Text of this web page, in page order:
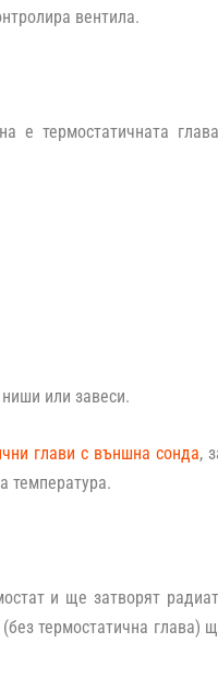
вентила.
е термостатичната
или завеси.
глави с външна сонда,
температура.
и ще затворят
термостатична глава)